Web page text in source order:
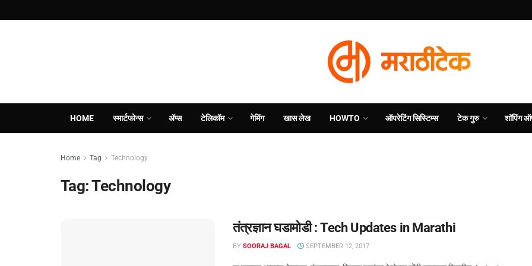
HOME स्मार्टफोन्स ॲप्स टेलिकॉम गेमिंग खास लेख HOWTO ऑपरेटिंग सिस्टिम्स टेक गुरु शॉपिंग
Home Tag Technology
Tag:Technology
तंत्रज्ञान घडामोडी : Tech Updates in Marathi
BY SOORAJ BAGAL SEPTEMBER 12, 2017